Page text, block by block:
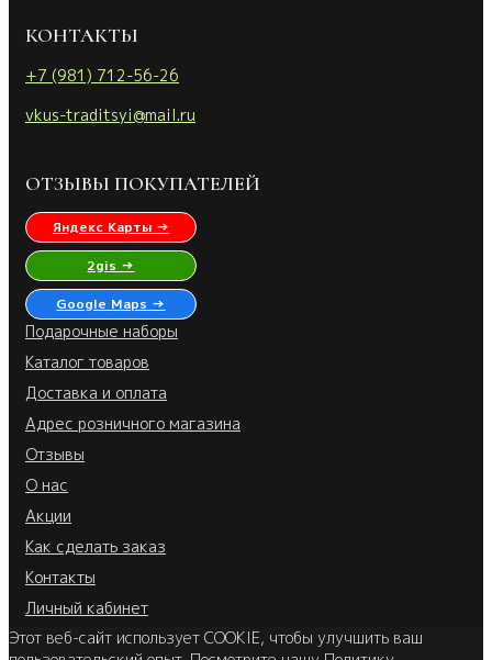
КОНТАКТЫ
+7 (981) 712-56-26
vkus-traditsyi@mail.ru
ОТЗЫВЫ ПОКУПАТЕЛЕЙ
Яндекс Карты →
2gis →
Google Maps →
Подарочные наборы
Каталог товаров
Доставка и оплата
Адрес розничного магазина
Отзывы
О нас
Акции
Как сделать заказ
Контакты
Личный кабинет
Этот веб-сайт использует COOKIE, чтобы улучшить ваш